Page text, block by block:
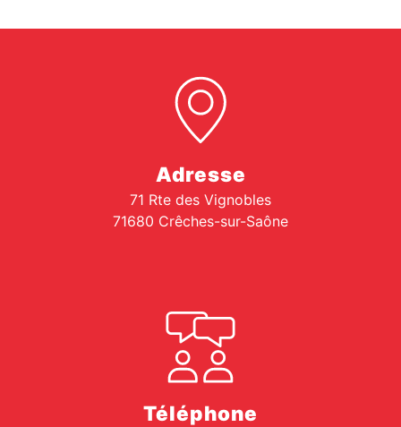
Adresse
71 Rte des Vignobles
71680 Crêches-sur-Saône
Téléphone